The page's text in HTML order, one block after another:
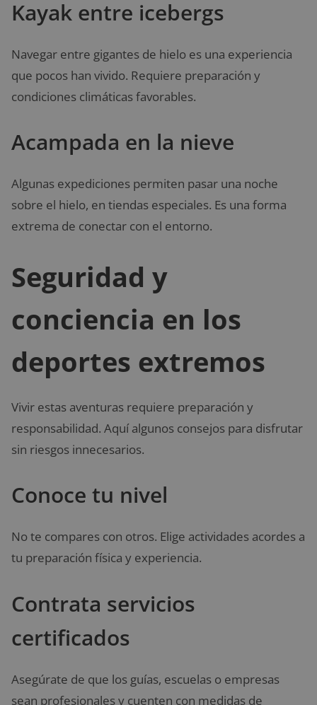
Kayak entre icebergs
Navegar entre gigantes de hielo es una experiencia
que pocos han vivido. Requiere preparación y
condiciones climáticas favorables.
Acampada en la nieve
Algunas expediciones permiten pasar una noche
sobre el hielo, en tiendas especiales. Es una forma
extrema de conectar con el entorno.
Seguridad y
conciencia en los
deportes extremos
Vivir estas aventuras requiere preparación y
responsabilidad. Aquí algunos consejos para disfrutar
sin riesgos innecesarios.
Conoce tu nivel
No te compares con otros. Elige actividades acordes a
tu preparación física y experiencia.
Contrata servicios
certificados
Asegúrate de que los guías, escuelas o empresas
sean profesionales y cuenten con medidas de